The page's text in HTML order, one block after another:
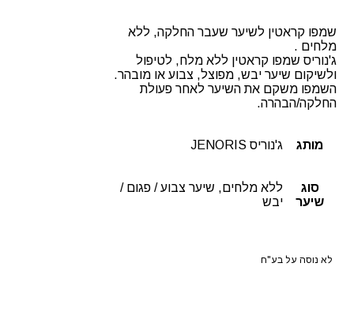
שמפו קראטין לשיער שעבר החלקה, ללא
מלחים .
ג'נוריס שמפו קראטין ללא מלח, לטיפול
ולשיקום שיער יבש, מפוצל, צבוע או מובהר.
השמפו משקם את השיער לאחר פעולת
החלקה/הבהרה.
מותג ג'נוריס JENORIS
סוג
שיער
ללא מלחים, שיער צבוע / פגום /
יבש
לא נוסה על בע"ח